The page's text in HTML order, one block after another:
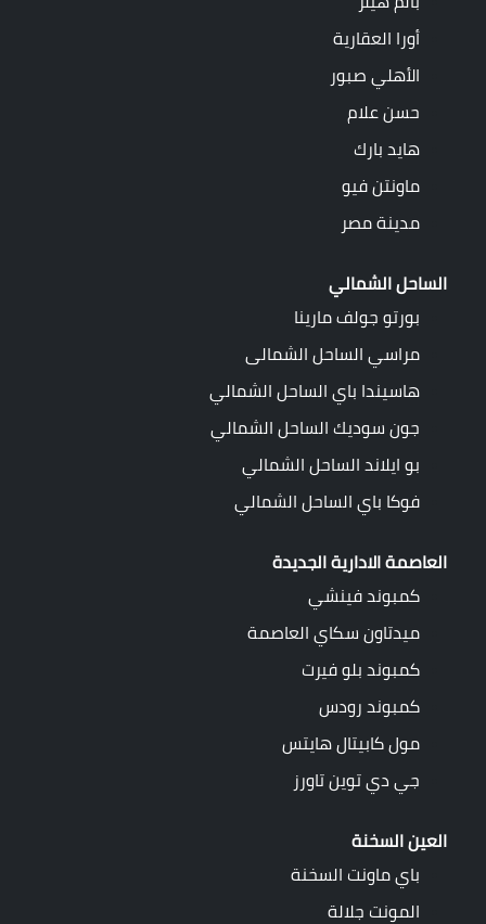
أورا العقارية
الأهلي صبور
حسن علام
هايد بارك
ماونتن فيو
مدينة مصر
الساحل الشمالي
بورتو جولف مارينا
مراسي الساحل الشمالى
هاسيندا باي الساحل الشمالي
جون سوديك الساحل الشمالي
بو ايلاند الساحل الشمالي
فوكا باي الساحل الشمالي
العاصمة الادارية الجديدة
كمبوند فينشي
ميدتاون سكاي العاصمة
كمبوند بلو فيرت
كمبوند رودس
مول كابيتال هايتس
جي دي توين تاورز
العين السخنة
باي ماونت السخنة
المونت جلالة